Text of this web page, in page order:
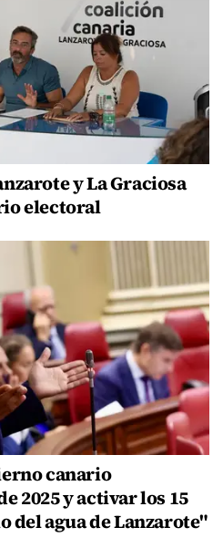
y La Graciosa
electoral
canario
2025 y activar los 15
del agua de Lanzarote"